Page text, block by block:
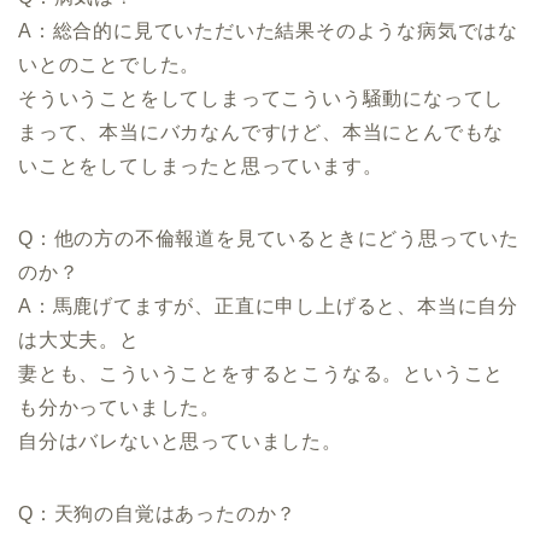
A：総合的に見ていただいた結果そのような病気ではな
いとのことでした。
そういうことをしてしまってこういう騒動になってし
まって、本当にバカなんですけど、本当にとんでもな
いことをしてしまったと思っています。
Q：他の方の不倫報道を見ているときにどう思っていた
のか？
A：馬鹿げてますが、正直に申し上げると、本当に自分
は大丈夫。と
妻とも、こういうことをするとこうなる。ということ
も分かっていました。
自分はバレないと思っていました。
Q：天狗の自覚はあったのか？